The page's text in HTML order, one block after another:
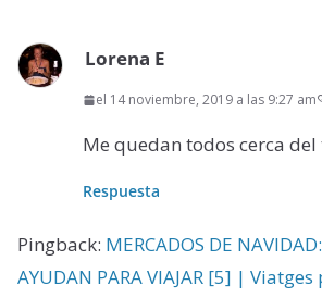
Lorena E
el 14 noviembre, 2019 a las 9:27 am
Me quedan todos cerca
Respuesta
Pingback: MERCADOS DE
AYUDAN PARA VIAJAR [5] |